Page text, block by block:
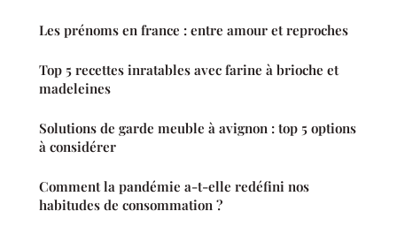
Les prénoms en france : entre amour et reproches
Top 5 recettes inratables avec farine à brioche et
madeleines
Solutions de garde meuble à avignon : top 5 options
à considérer
Comment la pandémie a-t-elle redéfini nos
habitudes de consommation ?